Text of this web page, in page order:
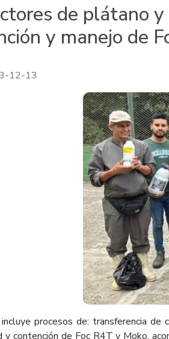
de plátano
y manejo de
12-13
procesos de: transferencia
y contención de Foc R4T y Moko,